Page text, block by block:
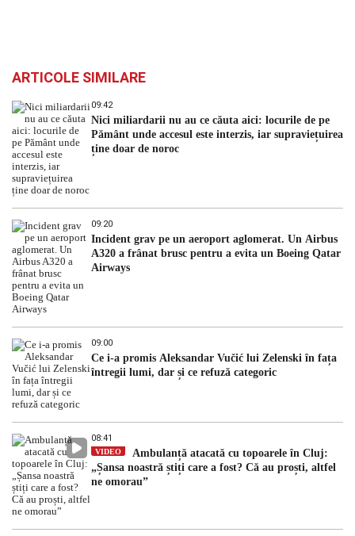
ARTICOLE SIMILARE
09:42
Nici miliardarii nu au ce căuta aici: locurile de pe
Pământ unde accesul este interzis, iar supraviețuirea
ține doar de noroc
09:20
Incident grav pe un aeroport aglomerat. Un Airbus
A320 a frânat brusc pentru a evita un Boeing Qatar
Airways
09:00
Ce i-a promis Aleksandar Vučić lui Zelenski în fața
întregii lumi, dar și ce refuză categoric
08:41
VIDEO
Ambulanță atacată cu topoarele în Cluj:
„Șansa noastră știți care a fost? Că au proști, altfel
ne omorau”